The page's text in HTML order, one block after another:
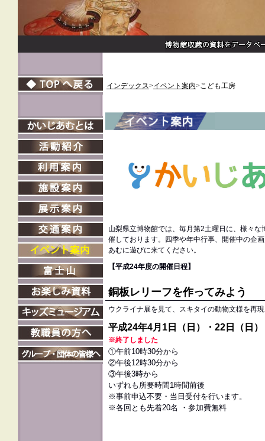
インデックス>イベント案内>こども工房
山梨県立博物館では、毎月第2土曜日に、様々
催しております。四季や年中行事、開催中の企
あむに遊びに来てください。
【平成24年度の開催日程】
銅板レリーフを作ってみよう
ウクライナ展を見て、スキタイの動物文様を再
平成24年4月1日（日）・22日（日）
※終了しました
①午前10時30分から
②午後12時30分から
③午後3時から
いずれも所要時間1時間前後
※事前申込不要・当日受付を行います。
※各回とも先着20名 ・参加費無料